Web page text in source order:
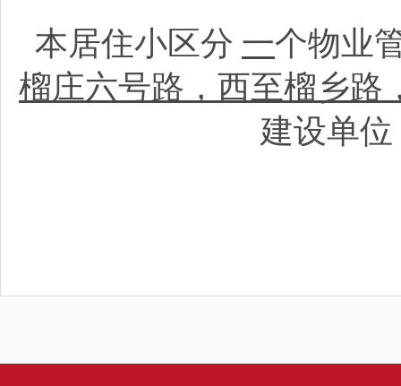
本居住小区分 一个物业
榴庄六号路，西至榴乡路
建设单位